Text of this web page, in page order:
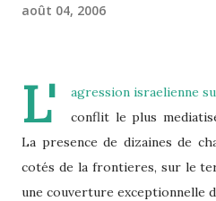
août 04, 2006
L'
agression israelienne
conflit le plus
La presence de dizaines de
cotés de la frontieres, sur le
une couverture exceptionnelle